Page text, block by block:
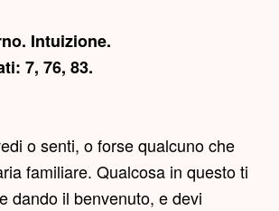
Intuizione.
7, 76, 83.
o senti, o forse qualcuno che
familiare. Qualcosa in questo ti
dando il benvenuto, e devi